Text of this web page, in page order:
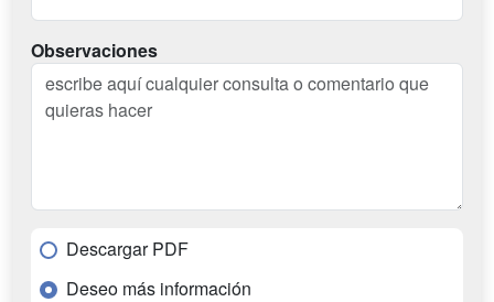
Observaciones
Descargar PDF
Deseo más información